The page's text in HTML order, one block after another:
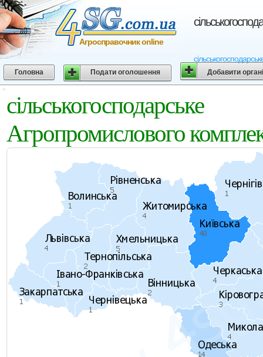
Агросправочник online
Головна Подати оголошення Добавити
Агропромислового